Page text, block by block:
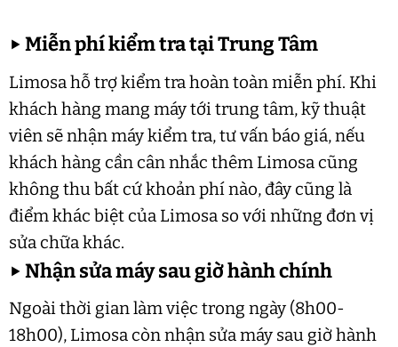
▶Miễn phí kiểm tra tại Trung Tâm
Limosa hỗ trợ kiểm tra hoàn toàn miễn phí. Khi
khách hàng mang máy tới trung tâm, kỹ thuật
viên sẽ nhận máy kiểm tra, tư vấn báo giá, nếu
khách hàng cần cân nhắc thêm Limosa cũng
không thu bất cứ khoản phí nào, đây cũng là
điểm khác biệt của Limosa so với những đơn vị
sửa chữa khác.
▶Nhận sửa máy sau giờ hành chính
Ngoài thời gian làm việc trong ngày (8h00-
18h00), Limosa còn nhận sửa máy sau giờ hành